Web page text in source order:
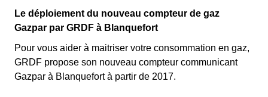
Le déploiement du nouveau compteur de gaz
Gazpar par GRDF à Blanquefort
Pour vous aider à maitriser votre consommation en gaz,
GRDF propose son nouveau compteur communicant
Gazpar à Blanquefort à partir de 2017.